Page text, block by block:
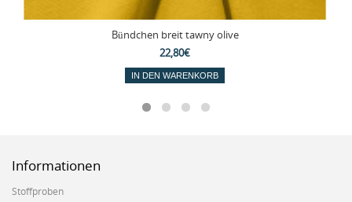
Bündchen breit tawny olive
22,80€
IN DEN WARENKORB
Informationen
Stoffproben